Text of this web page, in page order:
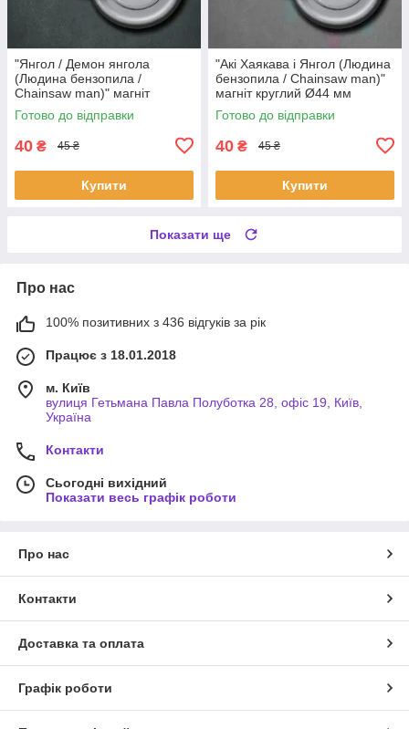
"Янгол / Демон янгола
(Людина бензопила /
Chainsaw man)" магніт
круглий Ø44 мм
Готово до відправки
40 ₴ 45 ₴
Купити
"Акі Хаякава і Янгол (Людина
бензопила / Chainsaw man)"
магніт круглий Ø44 мм
Готово до відправки
40 ₴ 45 ₴
Купити
Показати ще
Про нас
100% позитивних з 436 відгуків за рік
Працює з 18.01.2018
м. Київ
вулиця Гетьмана Павла Полуботка 28, офіс 19, Київ,
Україна
Контакти
Сьогодні вихідний
Показати весь графік роботи
Про нас
Контакти
Доставка та оплата
Графік роботи